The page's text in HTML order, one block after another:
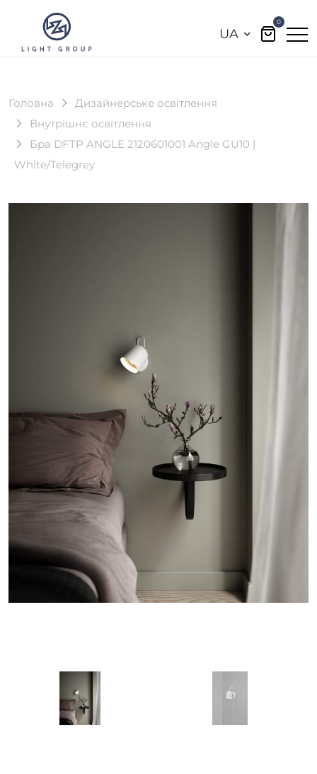
UA
0
Головна
Дизайнерське освітлення
Внутрішнє освітлення
Бра DFTP ANGLE 2120601001 Angle GU10 |
White/Telegrey